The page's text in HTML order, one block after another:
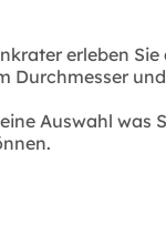
erleben
Durchmesser
Auswahl was